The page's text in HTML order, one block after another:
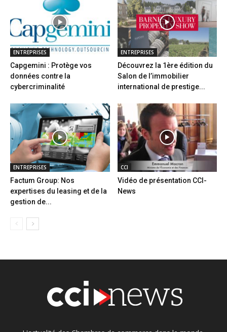
ENTREPRISES
Capgemini : Protège vos
données contre la
cybercriminalité
ENTREPRISES
Découvrez la 1ère édition du
Salon de l’immobilier
international de prestige...
ENTREPRISES
Factum Group: Nos
expertises du leasing et de la
gestion de...
CCI
Vidéo de présentation CCI-
News